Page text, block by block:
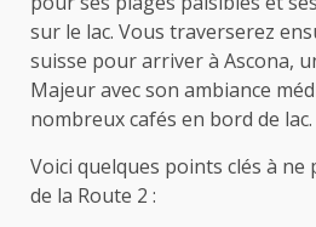
sur le lac. Vous traverserez
suisse pour arriver à Ascona,
Majeur avec son ambiance
nombreux cafés en bord de lac.
Voici quelques points clés à
de la Route 2 :